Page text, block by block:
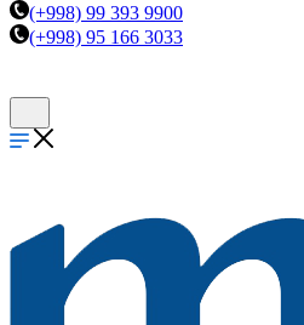
(+998) 99 393 9900
(+998) 95 166 3033